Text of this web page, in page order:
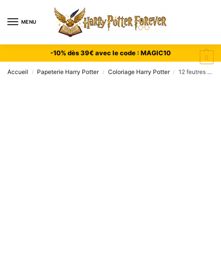
MENU
0
-10% dès 39€ avec le code : MAGIC10
Accueil / Papeterie Harry Potter / Coloriage Harry Potter / 12 feutres coloriage Harry Potter personnages magiques